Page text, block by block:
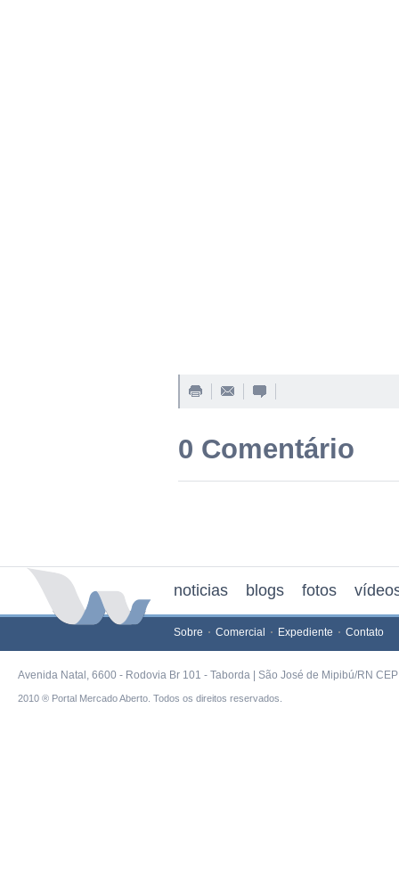
0 Comentário
noticias blogs fotos
Sobre Comercial Expediente Contato
Avenida Natal, 6600 - Rodovia Br 101 - Taborda | São José de Mipibú/RN
2010 ® Portal Mercado Aberto. Todos os direitos reservados.